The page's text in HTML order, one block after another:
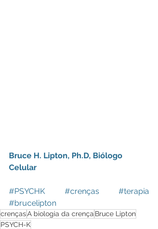
Bruce H. Lipton, Ph.D, Biólogo
Celular
#PSYCHK #crenças
#terapia
#brucelipton
crençasA biologia da crença Bruce Lipton
PSYCH-K